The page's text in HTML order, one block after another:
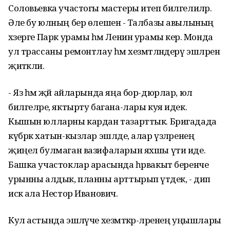
Соловьевка участогы мастеры итеп билгелиләр.
Әле бу юлның бер өлешенә - Талбазы авылының
хәзерге Парк урамы һәм Ленин урамы керә. Монда
ул трассаны ремонтлау һәм хезмәтләндерү эшләрен
җитәкли.
- Яз һәм җәй айларында яңа бор-дюрлар, юл
билгеләре, яктырту багана-лары куя идек.
Кышын юлларны кардан тазарттык. Бригадада
күбрәк хатын-кызлар эшләде, алар үзләренең
җиңел булмаган вазифаларын яхшы үти иде.
Башка участоклар арасында һәрвакыт беренче
урынны алдык, планны арттырып үтәдек, - дип
искә ала Нестор Иванович.
Кул астында эшләүче хезмәткәр-ләренең уңышлары